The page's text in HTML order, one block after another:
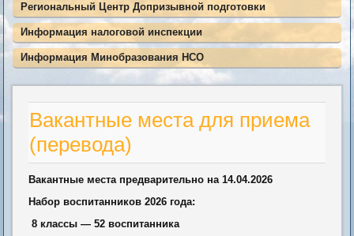
Региональный Центр Допризывной подготовки
Информация налоговой инспекции
Информация Минобразования НСО
Вакантные места для приема
(перевода)
Вакантные места предварительно на 14.04.2026
Набор воспитанников 2026 года:
8 классы — 52 воспитанника